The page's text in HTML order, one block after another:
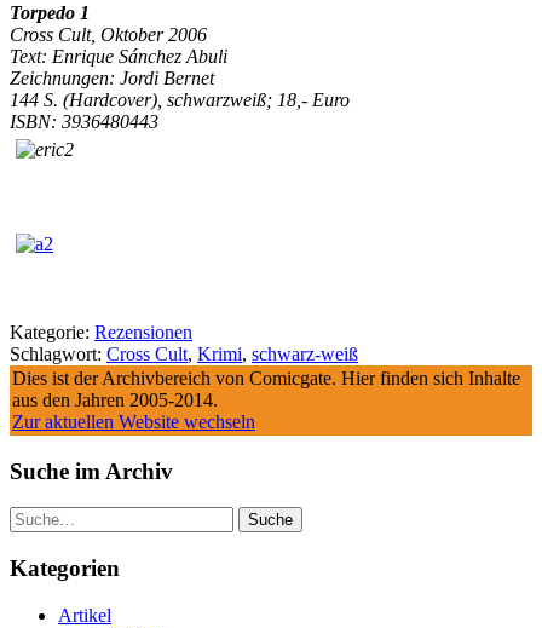
Torpedo 1
Cross Cult, Oktober 2006
Text: Enrique Sánchez Abuli
Zeichnungen: Jordi Bernet
144 S. (Hardcover), schwarzweiß; 18,- Euro
ISBN: 3936480443
Kategorie: Rezensionen
Schlagwort: Cross Cult, Krimi, schwarz-weiß
Dies ist der Archivbereich von Comicgate. Hier finden sich Inhalte
aus den Jahren 2005-2014.
Zur aktuellen Website wechseln
Suche im Archiv
Suche
Kategorien
Artikel